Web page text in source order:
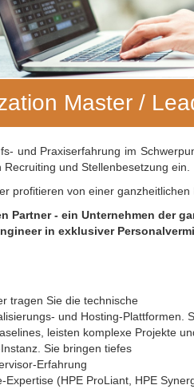
Master /
und Praxiserfahrung im
und Stellenbesetzung ein.
profitieren von einer
Partner - ein Unternehmen der
in exklusiver
tragen Sie die technische
und Hosting‑Plattformen.
leisten komplexe Projekte
Sie bringen tiefes
(HPE ProLiant, HPE